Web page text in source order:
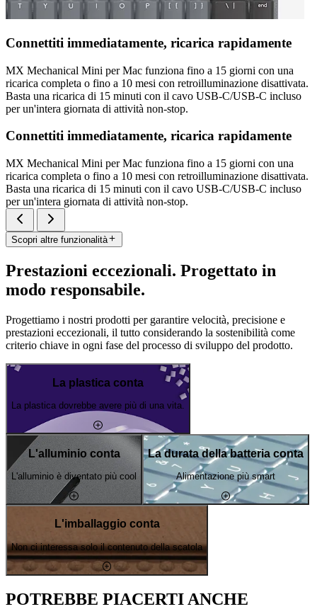
Connettiti immediatamente, ricarica rapidamente
MX Mechanical Mini per Mac funziona fino a 15 giorni con una
ricarica completa o fino a 10 mesi con retroilluminazione disattivata.
Basta una ricarica di 15 minuti con il cavo USB-C/USB-C incluso
per un'intera giornata di attività non-stop.
Connettiti immediatamente, ricarica rapidamente
MX Mechanical Mini per Mac funziona fino a 15 giorni con una
ricarica completa o fino a 10 mesi con retroilluminazione disattivata.
Basta una ricarica di 15 minuti con il cavo USB-C/USB-C incluso
per un'intera giornata di attività non-stop.
Scopri altre funzionalità
Prestazioni eccezionali. Progettato in
modo responsabile.
Progettiamo i nostri prodotti per garantire velocità, precisione e
prestazioni eccezionali, il tutto considerando la sostenibilità come
criterio chiave in ogni fase del processo di sviluppo del prodotto.
La plastica conta
La plastica dovrebbe avere più di una vita.
L'alluminio conta
L'alluminio è diventato più cool
La durata della batteria conta
Alimentazione più smart
L'imballaggio conta
Non ci interessa solo il contenuto della scatola
POTREBBE PIACERTI ANCHE